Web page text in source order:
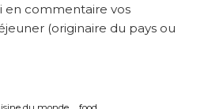
en commentaire vos
(originaire du pays ou